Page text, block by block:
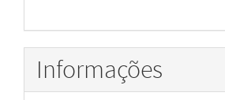
Informações